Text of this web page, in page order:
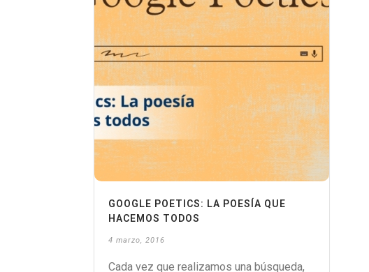
GOOGLE POETICS: LA POESÍA QUE
HACEMOS TODOS
4 marzo, 2016
Cada vez que realizamos una búsqueda,